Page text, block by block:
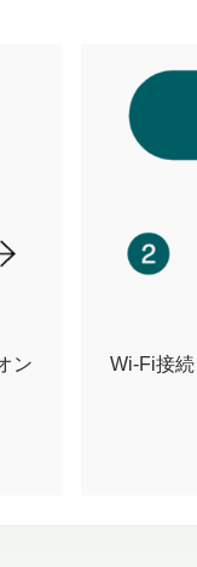
ン
Wi-Fi接